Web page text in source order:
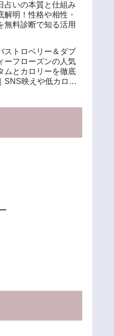
占いの本質と仕組み
解明！性格や相性・
無料診断で知る活用
ストロベリー＆ダブ
ーフローズンの人気
ムとカロリーを徹底
SNS映えや低カロリ